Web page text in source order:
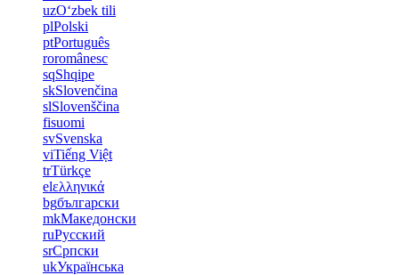
uzOʻzbek tili
plPolski
ptPortuguês
roromânesc
sqShqipe
skSlovenčina
slSlovenščina
fisuomi
svSvenska
viTiếng Việt
trTürkçe
elελληνικά
bgбългарски
mkМакедонски
ruРусский
srСрпски
ukУкраїнська